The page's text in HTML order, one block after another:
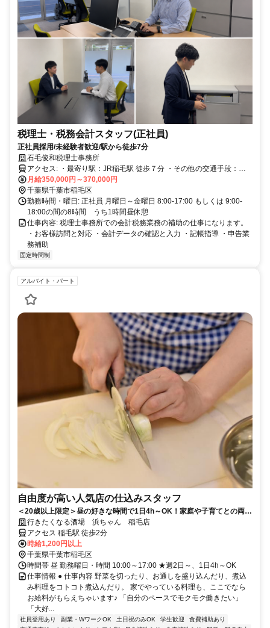
税理士・税務会計スタッフ(正社員)
正社員採用/未経験者歓迎/駅から徒歩7分
石毛俊和税理士事務所
アクセス: ・最寄り駅：JR稲毛駅 徒歩７分 ・その他の交通手段：自
動車通勤可（駐車場有）
月給350,000円～370,000円
千葉県千葉市稲毛区
勤務時間・曜日: 正社員 月曜日～金曜日 8:00-17:00 もしくは 9:00-
18:00の間の8時間 うち1時間昼休憩
仕事内容: 税理士事務所での会計税務業務の補助の仕事になります。
・お客様訪問と対応 ・会計データの確認と入力 ・記帳指導 ・申告業
務補助
固定時間制
アルバイト・パート
自由度が高い人気店の仕込みスタッフ
＜20歳以上限定＞昼の好きな時間で1日4h～OK！家庭や子育てとの両立
◎20代～30代活躍
行きたくなる酒場 浜ちゃん 稲毛店
アクセス 稲毛駅 徒歩2分
時給1,200円以上
千葉県千葉市稲毛区
時間帯 昼 勤務曜日・時間 10:00～17:00 ★週2日～、1日4h～OK
仕事情報 ● 仕事内容 野菜を切ったり、お通しを盛り込んだり、煮込
み料理をコトコト煮込んだり。 家でやっている料理も、ここでなら
お給料がもらえちゃいます♪ 「自分のペースでモクモク働きたい」
「大好...
社員登用あり 副業・WワークOK 土日祝のみOK 学生歓迎
食費補助あり